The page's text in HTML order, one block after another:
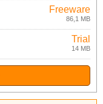
Freeware
86,1 MB
Trial
14 MB